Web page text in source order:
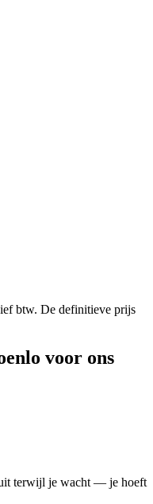
btw. De definitieve prijs
voor ons
terwijl je wacht — je hoeft